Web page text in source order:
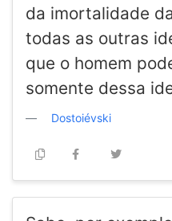
da imortalidade
todas as outras
que o homem
somente dessa
Dostoiévski